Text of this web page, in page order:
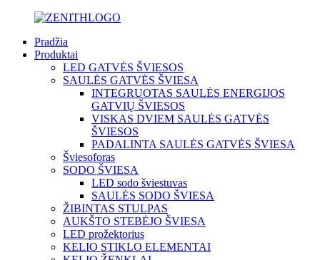
Pradžia
Produktai
LED GATVĖS ŠVIESOS
SAULĖS GATVĖS ŠVIESA
INTEGRUOTAS SAULĖS ENERGIJOS
GATVIŲ ŠVIESOS
VISKAS DVIEM SAULĖS GATVĖS
ŠVIESOS
PADALINTA SAULĖS GATVĖS ŠVIESA
Šviesoforas
SODO ŠVIESA
LED sodo šviestuvas
SAULĖS SODO ŠVIESA
ŽIBINTAS STULPAS
AUKŠTO STEBĖJO ŠVIESA
LED prožektorius
KELIO STIKLO ELEMENTAI